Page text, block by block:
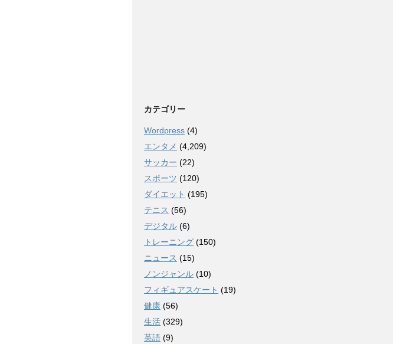
カテゴリー
Wordpress (4)
エンタメ (4,209)
サッカー (22)
スポーツ (120)
ダイエット (195)
テニス (56)
デジタル (6)
トレーニング (150)
ニュース (15)
ノンジャンル (10)
フィギュアスケート (19)
健康 (56)
生活 (329)
英語 (9)